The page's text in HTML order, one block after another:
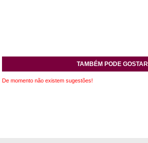
TAMBÉM PODE GOSTAR
De momento não existem sugestões!